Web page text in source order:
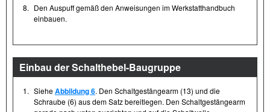
8. Den Auspuff gemäß den Anweisungen im Werkstatthandbuch
einbauen.
Einbau der Schalthebel-Baugruppe
1. SieheAbbildung 6. Den Schaltgestängearm (13) und die
Schraube (6) aus dem Satz bereitlegen. Den Schaltgestängearm